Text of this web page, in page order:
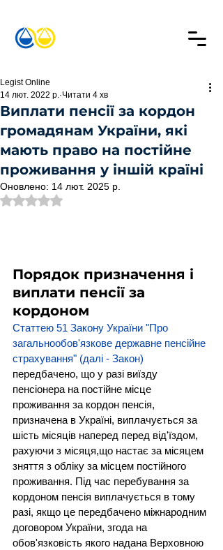
Виплати пенсії за кордон
громадянам України, які
мають право на постійне
проживання у іншій країні
Legist Online
14 лют. 2022 р. Читати 4 хв
Оновлено: 14 лют. 2025 р.
Оцінка: NaN з 5 зірок.
Порядок призначення і
виплати пенсії за
кордоном
Статтею 51 Закону України "Про
загальнообов'язкове державне пенсійне
страхування" (далі - Закон)
передбачено, що у разі виїзду
пенсіонера на постійне місце
проживання за кордон пенсія,
призначена в Україні, виплачується за
шість місяців наперед перед від'їздом,
рахуючи з місяця,що настає за місяцем
зняття з обліку за місцем постійного
проживання. Під час перебування за
кордоном пенсія виплачується в тому
разі, якщо це передбачено міжнародним
договором України, згода на
обов'язковість якого надана Верховною